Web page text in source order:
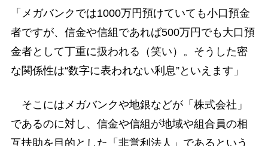
「メガバンクでは1000万円預けていても小口預金
者ですが、信金や信組であれば500万円でも大口預
金者として丁重に扱われる（笑い）。そうした密
な関係性は“数字に表われない利息”といえます」
そこにはメガバンクや地銀などが「株式会社」
であるのに対し、信金や信組が地域や組合員の相
互扶助を目的とした「非営利法人」であるという